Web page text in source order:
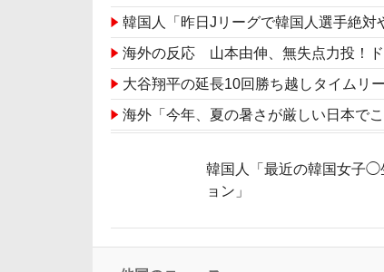
韓国人「昨日Jリーグで韓国人選手絶対
海外の反応 山本由伸、無失点力投！
大谷翔平の延長10回勝ち越しタイムリ
海外「今年、夏の暑さが厳しい日本でこんなも
海外の反応MLB：村上宗隆が2戦連発の26号
海外「なんてこった！」日本とドイツ
韓国人「最近の韓国女子◯
ョン」